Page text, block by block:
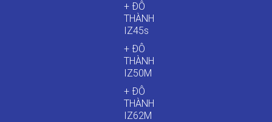
+ ĐÔ
THÀNH
IZ45s
+ ĐÔ
THÀNH
IZ50M
+ ĐÔ
THÀNH
IZ62M